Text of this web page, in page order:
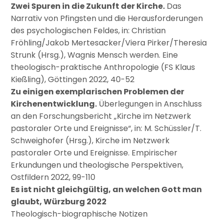
Zwei Spuren in die Zukunft der Kirche. Das
Narrativ von Pfingsten und die Herausforderungen
des psychologischen Feldes, in: Christian
Fröhling/Jakob Mertesacker/Viera Pirker/Theresia
Strunk (Hrsg.), Wagnis Mensch werden. Eine
theologisch-praktische Anthropologie (FS Klaus
Kießling), Göttingen 2022, 40-52
Zu einigen exemplarischen Problemen der
Kirchenentwicklung. Überlegungen in Anschluss
an den Forschungsbericht „Kirche im Netzwerk
pastoraler Orte und Ereignisse“, in: M. Schüssler/T.
Schweighofer (Hrsg.), Kirche im Netzwerk
pastoraler Orte und Ereignisse. Empirischer
Erkundungen und theologische Perspektiven,
Ostfildern 2022, 99-110
Es ist nicht gleichgültig, an welchen Gott man
glaubt, Würzburg 2022
Theologisch-biographische Notizen